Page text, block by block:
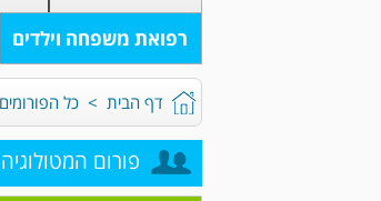
רפואת משפחה וילדים
דף הבית > כל הפורומים
פורום